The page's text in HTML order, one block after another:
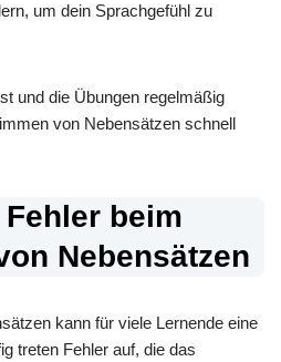
um dein Sprachgefühl zu
und die Übungen regelmäßig
von Nebensätzen schnell
beim
Nebensätzen
kann für viele Lernende eine
treten Fehler auf, die das